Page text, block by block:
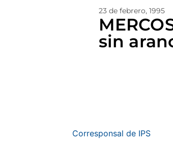
23 de febrero, 1995
sin
Corresponsal de IPS